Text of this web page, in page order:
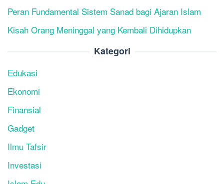
Peran Fundamental Sistem Sanad bagi Ajaran Islam
Kisah Orang Meninggal yang Kembali Dihidupkan
Kategori
Edukasi
Ekonomi
Finansial
Gadget
Ilmu Tafsir
Investasi